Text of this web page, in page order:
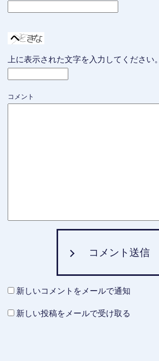
上に表示された文字を入力してください。
コメント
コメント送信
新しいコメントをメールで通知
新しい投稿をメールで受け取る